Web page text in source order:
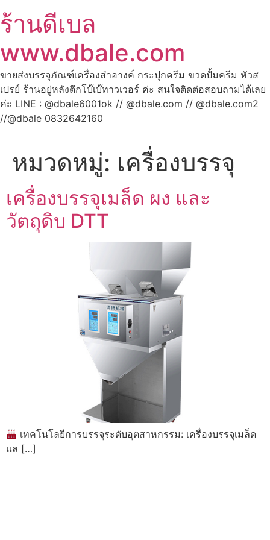
ร้านดีเบล
www.dbale.com
ขายส่งบรรจุภัณฑ์เครื่องสำอางค์ กระปุกครีม ขวดปั้มครีม หัวส
เปรย์ ร้านอยู่หลังตึกโบ๊เบ๊ทาวเวอร์ ค่ะ สนใจติดต่อสอบถามได้เลย
ค่ะ LINE : @dbale6001ok // @dbale.com // @dbale.com2
//@dbale 0832642160
หมวดหมู่: เครื่องบรรจุ
เครื่องบรรจุเมล็ด ผง และ
วัตถุดิบ DTT
เทคโนโลยีการบรรจุระดับอุตสาหกรรม: เครื่องบรรจุเมล็ด
แล […]